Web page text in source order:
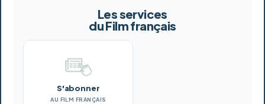
Les services
du Film français
S'abonner
AU FILM FRANÇAIS